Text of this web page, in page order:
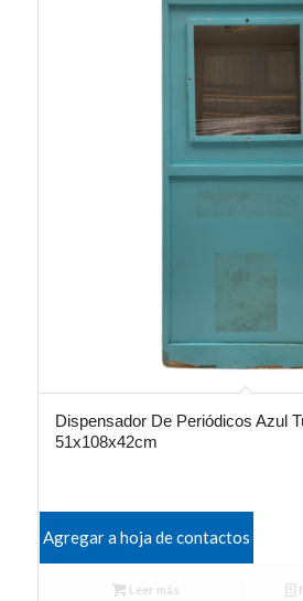
Dispensador De Periódicos Azul
51x108x42cm
Agregar a hoja de contactos
Leer más